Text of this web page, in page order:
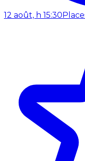
12 août, h 15:30